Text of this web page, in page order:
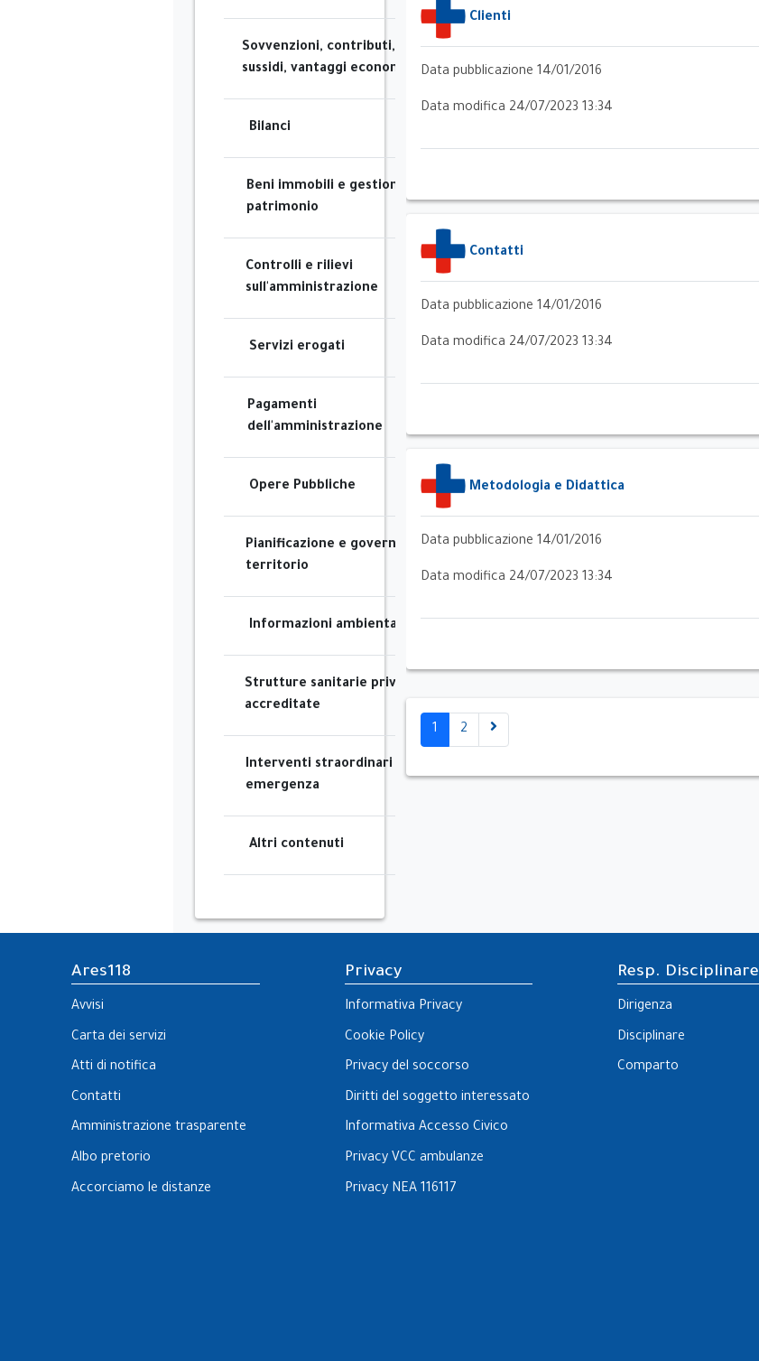
Sovvenzioni, contributi,
sussidi, vantaggi economici
Bilanci
Beni immobili e gestione
patrimonio
Controlli e rilievi
sull'amministrazione
Servizi erogati
Pagamenti
dell'amministrazione
Opere Pubbliche
Pianificazione e governo del
territorio
Informazioni ambientali
Strutture sanitarie private
accreditate
Interventi straordinari e di
emergenza
Altri contenuti
Clienti
Data pubblicazione 14/01/2016
Data modifica 24/07/2023 13:34
Contatti
Data pubblicazione 14/01/2016
Data modifica 24/07/2023 13:34
Metodologia e Didattica
Data pubblicazione 14/01/2016
Data modifica 24/07/2023 13:34
1 2
Ares118
Avvisi
Carta dei servizi
Atti di notifica
Contatti
Amministrazione trasparente
Albo pretorio
Accorciamo le distanze
Privacy
Informativa Privacy
Cookie Policy
Privacy del soccorso
Diritti del soggetto interessato
Informativa Accesso Civico
Privacy VCC ambulanze
Privacy NEA 116117
Resp. Disciplinare
Dirigenza
Disciplinare
Comparto